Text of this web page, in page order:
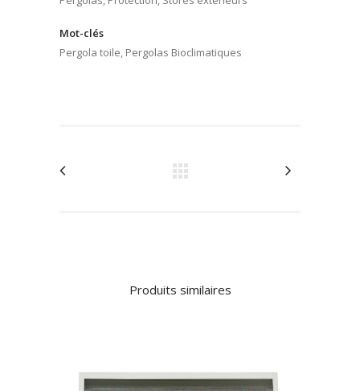
Mot-clés
Pergola toile, Pergolas Bioclimatiques
Produits similaires